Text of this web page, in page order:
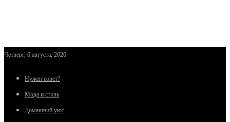
Четверг, 6 августа, 2026
Нужен совет?
Мода и стиль
Домашний уют